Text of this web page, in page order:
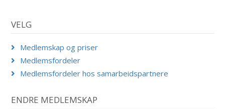
VELG
Medlemskap og priser
Medlemsfordeler
Medlemsfordeler hos samarbeidspartnere
ENDRE MEDLEMSKAP